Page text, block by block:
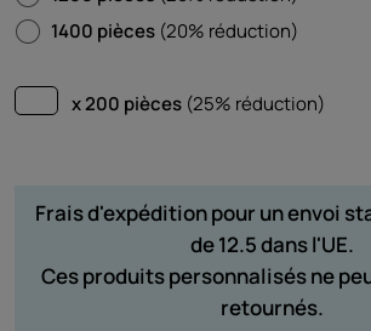
1400 pièces (20% réduction)
x 200 pièces (25% réduction)
Frais d'expédition pour un envoi
de 12.5 dans l'UE.
Ces produits personnalisés ne
retournés.